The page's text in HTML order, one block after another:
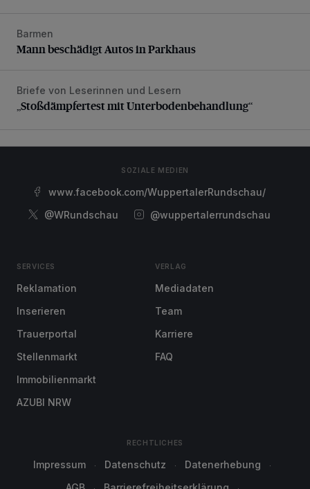
Mann beschädigt Autos in Parkhaus
Barmen
Mann beschädigt Autos in Parkhaus
„Stoßdämpfertest mit Unterbodenbehandlung“
Briefe von Leserinnen und Lesern
„Stoßdämpfertest mit Unterbodenbehandlung“
SOZIALE MEDIEN
www.facebook.com/WuppertalerRundschau/
@WRundschau
@wuppertalerrundschau
SERVICES
Reklamation
Inserieren
Trauerportal
Stellenmarkt
Immobilienmarkt
AZUBI NRW
VERLAG
Mediadaten
Team
Karriere
FAQ
RECHTLICHES
Impressum Datenschutz
Datenerhebung